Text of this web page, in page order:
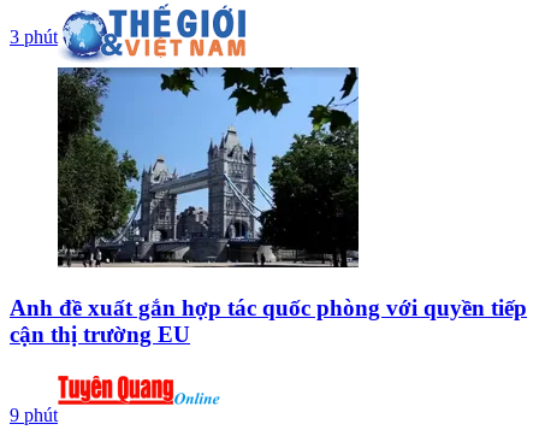
3 phút
Anh đề xuất gắn hợp tác quốc phòng với quyền tiếp
cận thị trường EU
9 phút